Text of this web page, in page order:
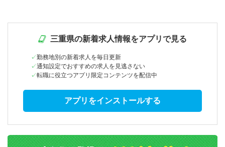
三重県の新着求人情報をアプリで見る
勤務地別の新着求人を毎日更新
通知設定でおすすめの求人を見逃さない
転職に役立つアプリ限定コンテンツを配信中
アプリをインストールする